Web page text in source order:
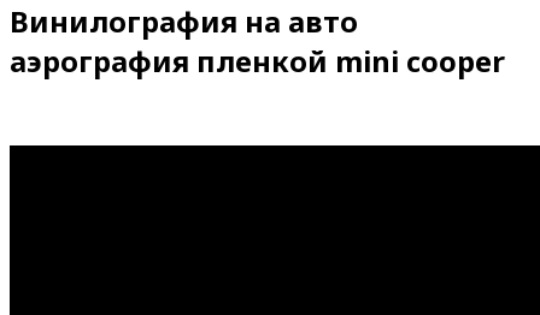
Винилография на авто
аэрография пленкой mini cooper